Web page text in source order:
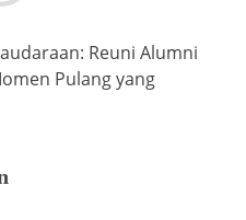
Reuni Alumni
Pulang yang